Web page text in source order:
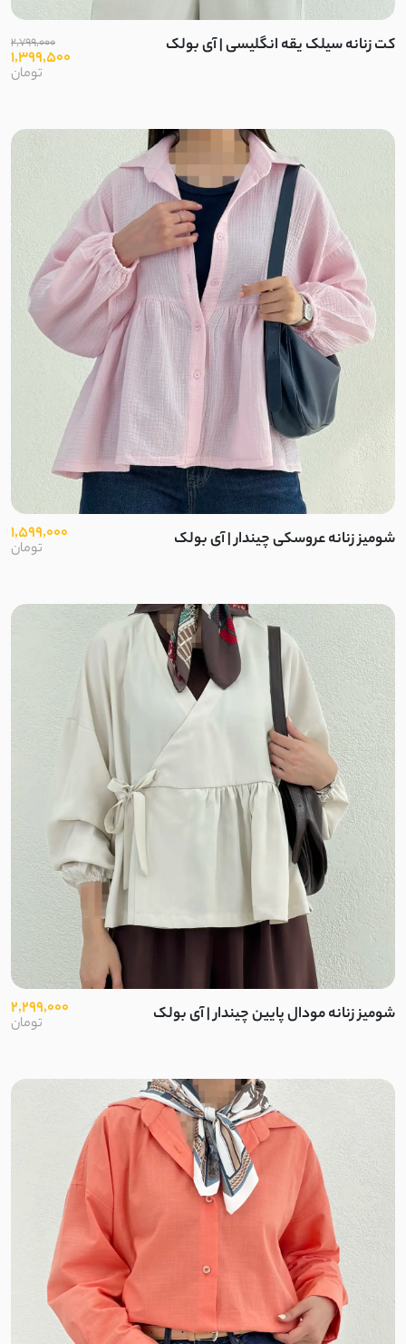
کت زنانه سیلک یقه انگلیسی | آی بولک 2,799,000
1,399,500
تومان
شومیز زنانه عروسکی چیندار | آی بولک 1,599,000
تومان
شومیز زنانه مودال پایین چیندار | آی بولک 2,299,000
تومان